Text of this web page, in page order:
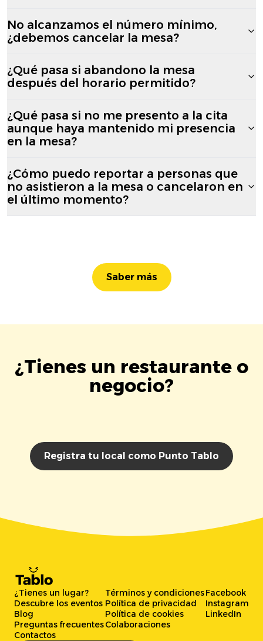
No alcanzamos el número mínimo,
¿debemos cancelar la mesa?
¿Qué pasa si abandono la mesa
después del horario permitido?
¿Qué pasa si no me presento a la cita
aunque haya mantenido mi presencia
en la mesa?
¿Cómo puedo reportar a personas que
no asistieron a la mesa o cancelaron en
el último momento?
Saber más
¿Tienes un restaurante o
negocio?
Registra tu local como Punto Tablo
¿Tienes un lugar?
Descubre los eventos
Blog
Preguntas frecuentes
Contactos
Términos y condiciones
Política de privacidad
Política de cookies
Colaboraciones
Facebook
Instagram
LinkedIn